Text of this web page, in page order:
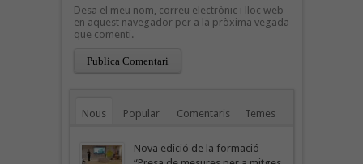
Desa el meu nom, correu electrònic i lloc web
en aquest navegador per a la pròxima vegada
que comenti.
Nous Popular Comentaris Temes
Nova edició de la formació